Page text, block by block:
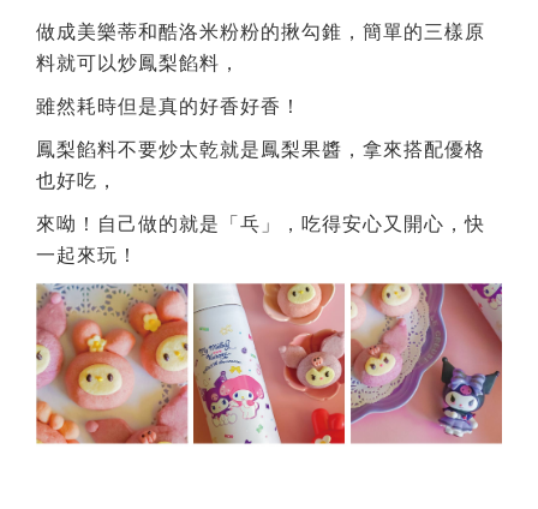
做成美樂蒂和酷洛米粉粉的揪勾錐，簡單的三樣原
料就可以炒鳳梨餡料，
雖然耗時但是真的好香好香！
鳳梨餡料不要炒太乾就是鳳梨果醬，拿來搭配優格
也好吃，
來呦！自己做的就是「乓」，吃得安心又開心，快
一起來玩！